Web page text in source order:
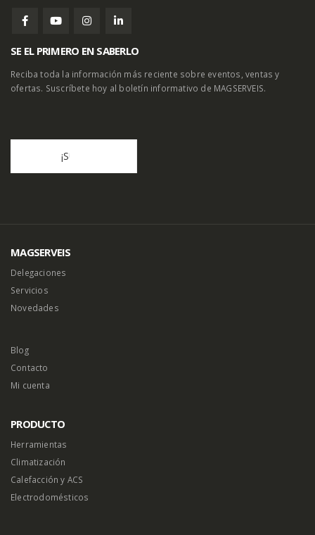
SE EL PRIMERO EN SABERLO
Reciba toda la información más reciente sobre eventos, ventas y
ofertas. Suscríbete hoy al boletín informativo de MAGSERVEIS.
MAGSERVEIS
Delegaciones
Servicios
Novedades
Blog
Contacto
Mi cuenta
PRODUCTO
Herramientas
Climatización
Calefacción y ACS
Electrodomésticos